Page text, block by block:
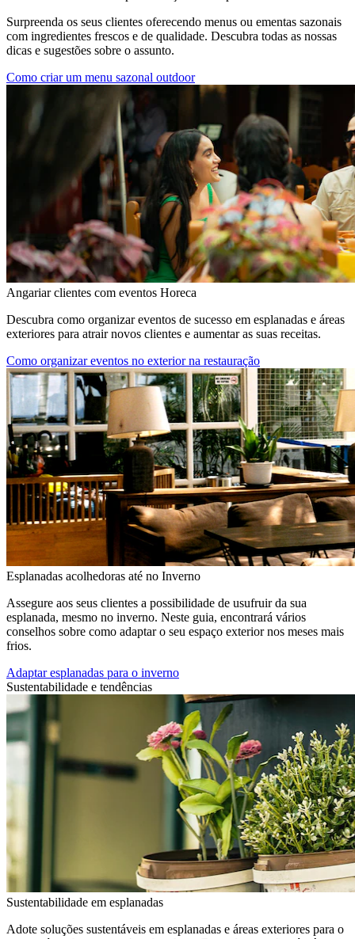
Surpreenda os seus clientes oferecendo menus ou ementas sazonais
com ingredientes frescos e de qualidade. Descubra todas as nossas
dicas e sugestões sobre o assunto.
Como criar um menu sazonal outdoor
Angariar clientes com eventos Horeca
Descubra como organizar eventos de sucesso em esplanadas e áreas
exteriores para atrair novos clientes e aumentar as suas receitas.
Como organizar eventos no exterior na restauração
Esplanadas acolhedoras até no Inverno
Assegure aos seus clientes a possibilidade de usufruir da sua
esplanada, mesmo no inverno. Neste guia, encontrará vários
conselhos sobre como adaptar o seu espaço exterior nos meses mais
frios.
Adaptar esplanadas para o inverno
Sustentabilidade e tendências
Sustentabilidade em esplanadas
Adote soluções sustentáveis em esplanadas e áreas exteriores para o